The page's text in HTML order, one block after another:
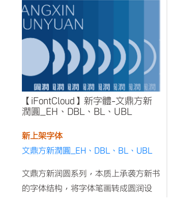
【iFontCloud】新字體-文鼎方新
潤圓_EH、DBL、BL、UBL
新上架字体
文鼎方新潤圓_EH、DBL、BL、UBL
文鼎方新润圆系列，本质上承袭方新书
的字体结构，将字体笔画转成圆润设